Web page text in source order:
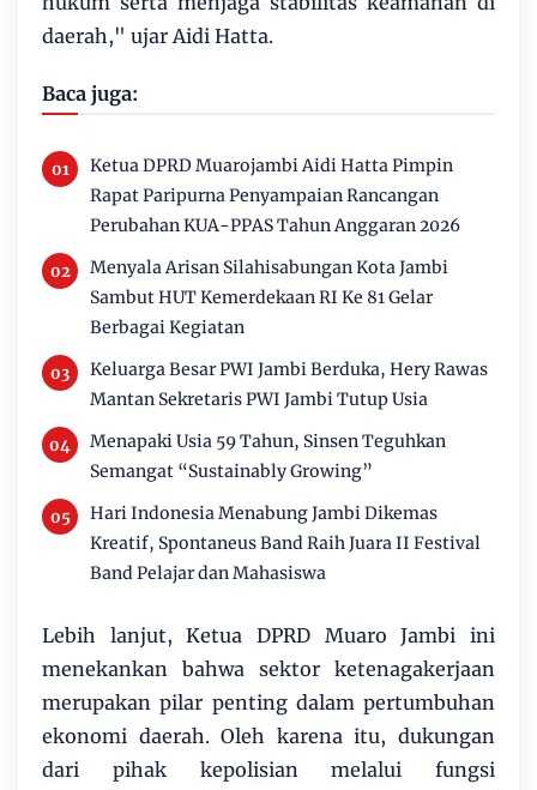
daerah," ujar Aidi Hatta.
Baca juga:
Ketua DPRD Muarojambi Aidi Hatta Pimpin
Rapat Paripurna Penyampaian Rancangan
Perubahan KUA-PPAS Tahun Anggaran 2026
Menyala Arisan Silahisabungan Kota Jambi
Sambut HUT Kemerdekaan RI Ke 81 Gelar
Berbagai Kegiatan
Keluarga Besar PWI Jambi Berduka, Hery Rawas
Mantan Sekretaris PWI Jambi Tutup Usia
Menapaki Usia 59 Tahun, Sinsen Teguhkan
Semangat “Sustainably Growing”
Hari Indonesia Menabung Jambi Dikemas
Kreatif, Spontaneus Band Raih Juara II Festival
Band Pelajar dan Mahasiswa
​Lebih lanjut, Ketua DPRD Muaro Jambi ini
menekankan bahwa sektor ketenagakerjaan
merupakan pilar penting dalam pertumbuhan
ekonomi daerah. Oleh karena itu, dukungan
dari pihak kepolisian melalui fungsi